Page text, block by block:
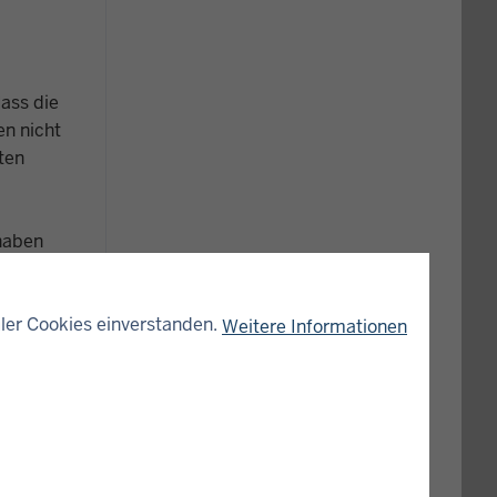
Cookies einverstanden. Weitere Informationen
die
nicht
dass